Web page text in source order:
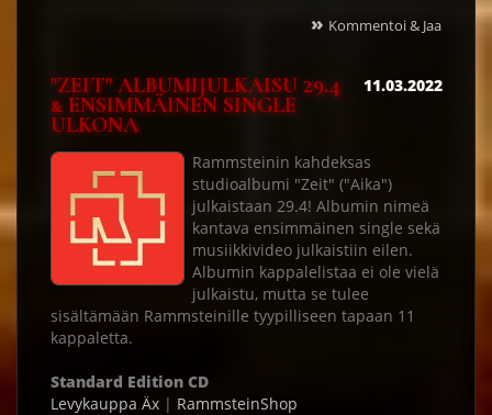
» Kommentoi & Jaa
"ZEIT" ALBUMIJULKAISU 29.4
& ENSIMMÄINEN SINGLE
ULKONA
11.03.2022
Rammsteinin kahdeksas
studioalbumi "Zeit" ("Aika")
julkaistaan 29.4! Albumin nimeä
kantava ensimmäinen single sekä
musiikkivideo julkaistiin eilen.
Albumin kappalelistaa ei ole vielä
julkaistu, mutta se tulee
sisältämään Rammsteinille tyypilliseen tapaan 11
kappaletta.
Standard Edition CD
Levykauppa Äx | RammsteinShop